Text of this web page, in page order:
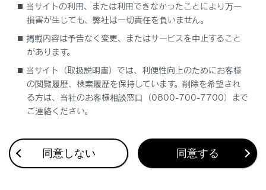
受付時間
09:00～17:00
ご愛用車のお問い合わせは、自動車検査証（車検証）
「個人情報保護方針」については、
https://lexus.jp/privacy_policy/
にて掲載しておりま
す。
当サイトの利用、または利用できなかったことにより万一
損害が生じても、弊社は一切責任を負いません。
掲載内容は予告なく変更、またはサービスを中止すること
があります。
当サイト（取扱説明書）では、利便性向上のためにお客様
の閲覧履歴、検索履歴を保持しています。削除を希望され
る方は、当社のお客様相談窓口（0800-700-7700）まで
ご連絡ください。
同意しない 同意する